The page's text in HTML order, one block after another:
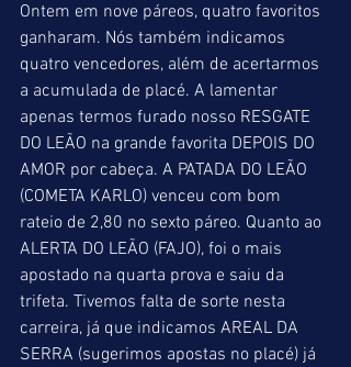
Ontem em nove páreos, quatro favoritos
ganharam. Nós também indicamos
quatro vencedores, além de acertarmos
a acumulada de placé. A lamentar
apenas termos furado nosso RESGATE
DO LEÃO na grande favorita DEPOIS DO
AMOR por cabeça. A PATADA DO LEÃO
(COMETA KARLO) venceu com bom
rateio de 2,80 no sexto páreo. Quanto ao
ALERTA DO LEÃO (FAJO), foi o mais
apostado na quarta prova e saiu da
trifeta. Tivemos falta de sorte nesta
carreira, já que indicamos AREAL DA
SERRA (sugerimos apostas no placé) já